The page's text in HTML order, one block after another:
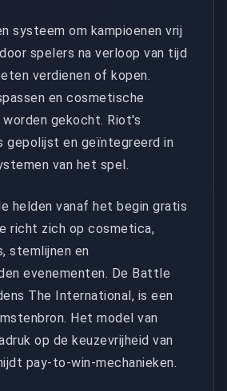
systeem om kampioenen vrij
spelers na verloop van tijd
verdienen of kopen.
en cosmetische
worden gekocht. Riot's
gepolijst en geïntegreerd in
van het spel.
helden vanaf het begin gratis
richt zich op cosmetica,
stemlijnen en
evenementen. De Battle
The International, is een
Het model van
op de keuzevrijheid van
pay-to-win-mechanieken.